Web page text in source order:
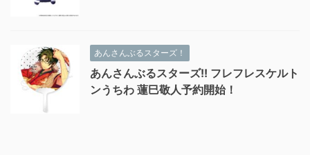
あんさんぶるスターズ！
あんさんぶるスターズ!! フレフレスケルト
ンうちわ 蓮巳敬人予約開始！